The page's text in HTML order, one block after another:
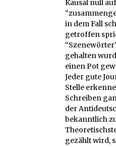
Kausal null
in dem Fall
getroffen
gehalten
einen Pot
Jeder gute
Stelle
Schreiben
der
bekanntlich
gezählt wird,